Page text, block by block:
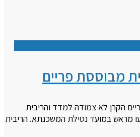
מבוססת פריים
הקרן לא צמודה למדד והריבית
מראש במועד נטילת המשכנתא. הריבית